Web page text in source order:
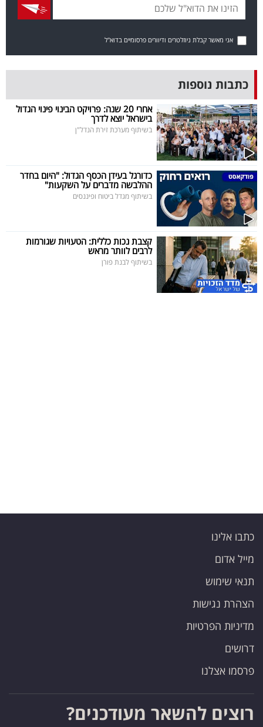
אחרינו:
אני מאשר קבלת ניוזלטרים ודיוורים פרסומיים בדוא"ל
כתבות נוספות
אחרי 20 שנה: פרויקט הבינוי פינוי הגדול
בישראל יוצא לדרך
בשיתוף מערכת זירת הנדל"ן
כדורגל בעידן הכסף הגדול: "היום בחדר
ההלבשה מדברים על השקעות"
בשיתוף מגדל ביטוח ופיננסים
קצבת נכות כללית: הטעויות שגורמות
לרבים לוותר מראש
בשיתוף לבנת פורן
כתבו אלינו
מייל אדום
תנאי שימוש
הצהרת נגישות
מדיניות הפרטיות
דרושים
פרסמו אצלנו
רוצים להשאר מעודכנים?